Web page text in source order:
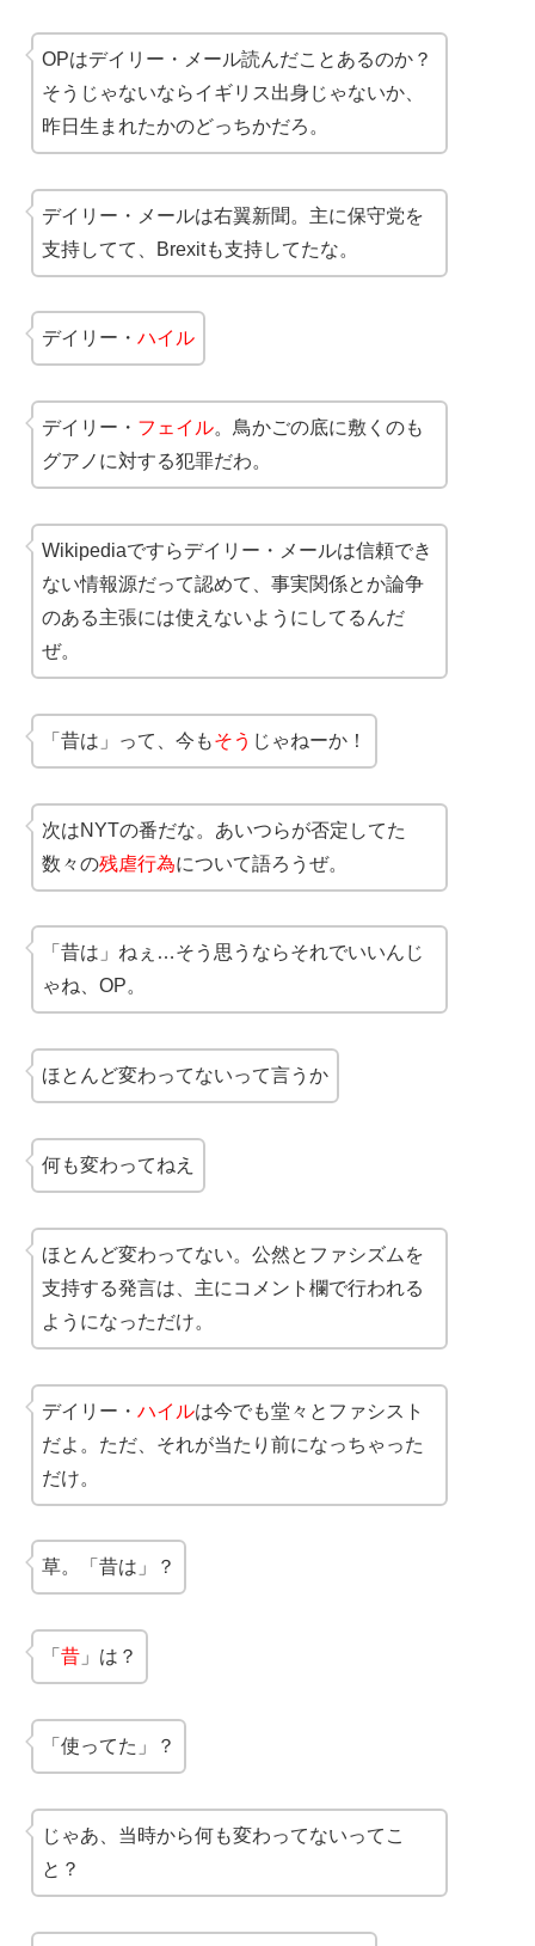
OPはデイリー・メール読んだことあるのか？
そうじゃないならイギリス出身じゃないか、
昨日生まれたかのどっちかだろ。
デイリー・メールは右翼新聞。主に保守党を
支持してて、Brexitも支持してたな。
デイリー・ ハイル
デイリー・ フェイル。鳥かごの底に敷くのも
グアノに対する犯罪だわ。
Wikipediaですらデイリー・メールは信頼でき
ない情報源だって認めて、事実関係とか論争
のある主張には使えないようにしてるんだ
ぜ。
「昔は」って、今もそう じゃねーか！
次はNYTの番だな。あいつらが否定してた
数々の残虐行為について語ろうぜ。
「昔は」ねぇ…そう思うならそれでいいんじ
ゃね、OP。
ほとんど変わってないって言うか
何も変わってねえ
ほとんど変わってない。公然とファシズムを
支持する発言は、主にコメント欄で行われる
ようになっただけ。
デイリー・ ハイルは今でも堂々とファシスト
だよ。ただ、それが当たり前になっちゃった
だけ。
草。「昔は」？
「 昔 」は？
「使ってた」？
じゃあ、当時から何も変わってないってこ
と？